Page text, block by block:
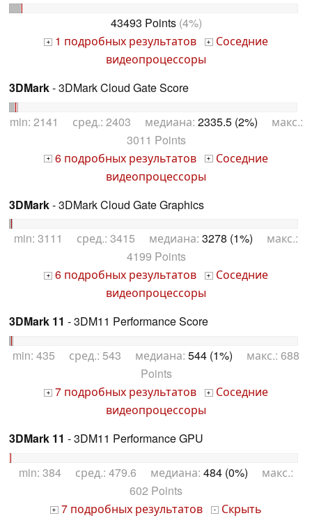
43493 Points(4%)
+ 1 подробных результатов + Соседние
видеопроцессоры
3DMark- 3DMark Cloud Gate Score
min: 2141 сред.: 2403 медиана: 2335.5 (2%) макс.:
3011 Points
+ 6 подробных результатов + Соседние
видеопроцессоры
3DMark- 3DMark Cloud Gate Graphics
min: 3111 сред.: 3415 медиана: 3278 (1%) макс.:
4199 Points
+ 6 подробных результатов + Соседние
видеопроцессоры
3DMark 11 - 3DM11 Performance Score
min: 435 сред.: 543 медиана: 544 (1%) макс.: 688
Points
+ 7 подробных результатов + Соседние
видеопроцессоры
3DMark 11 - 3DM11 Performance GPU
min: 384 сред.: 479.6 медиана: 484 (0%) макс.:
602 Points
+ 7 подробных результатов - Скрыть